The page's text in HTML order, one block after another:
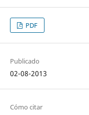
PDF
Publicado
02-08-2013
Cómo citar